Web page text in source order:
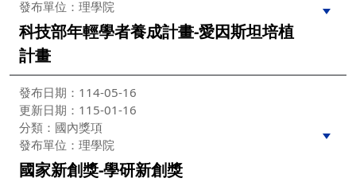
發布單位：理學院
科技部年輕學者養成計畫-愛因斯坦培植
計畫
發布日期：114-05-16
更新日期：115-01-16
分類：國內獎項
發布單位：理學院
國家新創獎-學研新創獎